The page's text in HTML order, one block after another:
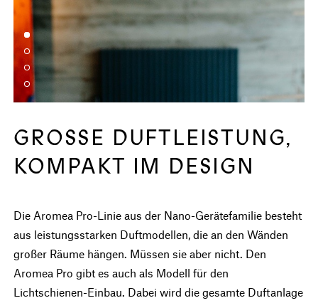
GROSSE DUFTLEISTUNG, K
OMPAKT IM DESIGN
Die Aromea Pro-Linie aus der Nano-Gerätefamilie besteht
aus leistungsstarken Duftmodellen, die an den Wänden
großer Räume hängen. Müssen sie aber nicht. Den
Aromea Pro gibt es auch als Modell für den
Lichtschienen-Einbau. Dabei wird die gesamte Duftanlage